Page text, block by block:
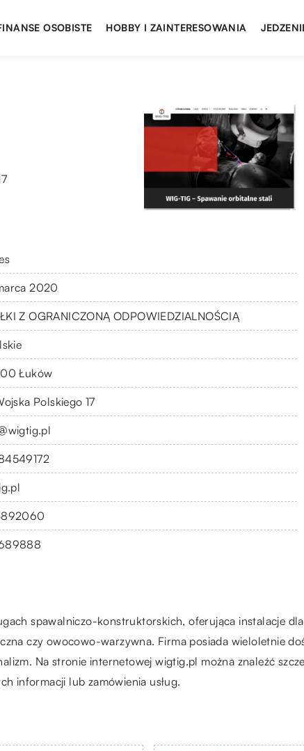
OSOBISTE HOBBY I ZAINTERESOWANIA
2020
Z OGRANICZONĄ ODPOWIEDZIALNOŚCIĄ
Łuków
Polskiego 17
spawalniczo-konstruktorskich, oferująca instalacje
czy owocowo-warzywna. Firma posiada wieloletnie
Na stronie internetowej wigtig.pl można znaleźć
informacji lub zamówienia usług.